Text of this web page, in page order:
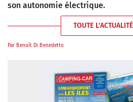
son autonomie électrique.
TOUTE L'ACTUALITÉ
Par Benoît Di Benedetto